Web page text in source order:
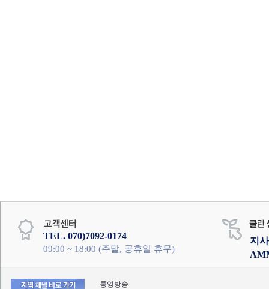
TEL. 070)7092-0174
09:00 ~ 18:00 (주말, 공휴일 휴무)
지
통영방송